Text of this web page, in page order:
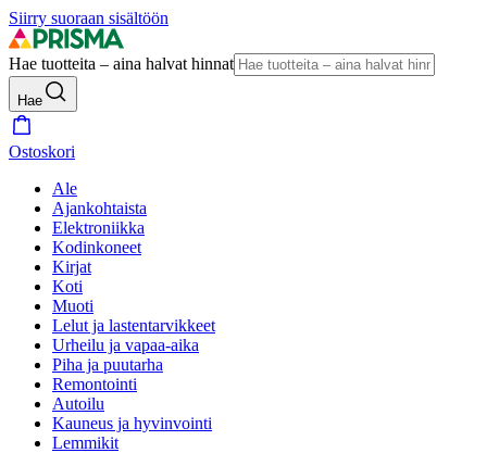
Siirry suoraan sisältöön
Hae tuotteita – aina halvat hinnat
Hae
Ostoskori
Ale
Ajankohtaista
Elektroniikka
Kodinkoneet
Kirjat
Koti
Muoti
Lelut ja lastentarvikkeet
Urheilu ja vapaa-aika
Piha ja puutarha
Remontointi
Autoilu
Kauneus ja hyvinvointi
Lemmikit